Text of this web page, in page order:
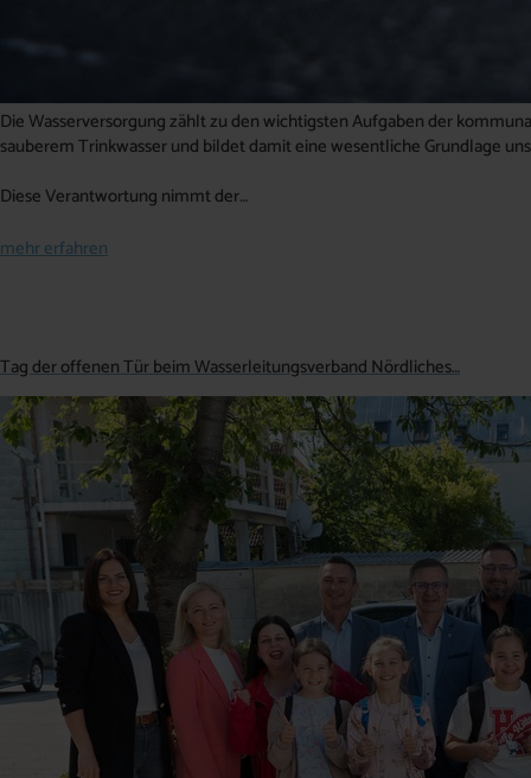
Die Wasserversorgung zählt zu den wichtigsten Aufgaben der
sauberem Trinkwasser und bildet damit eine wesentliche Grundlage
Diese Verantwortung nimmt der…
mehr erfahren
Tag der offenen Tür beim Wasserleitungsverband Nördliches…